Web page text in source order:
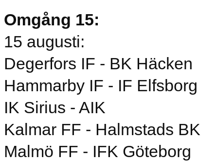
Omgång 15:
15 augusti:
Degerfors IF - BK Häcken
Hammarby IF - IF Elfsborg
IK Sirius - AIK
Kalmar FF - Halmstads BK
Malmö FF - IFK Göteborg